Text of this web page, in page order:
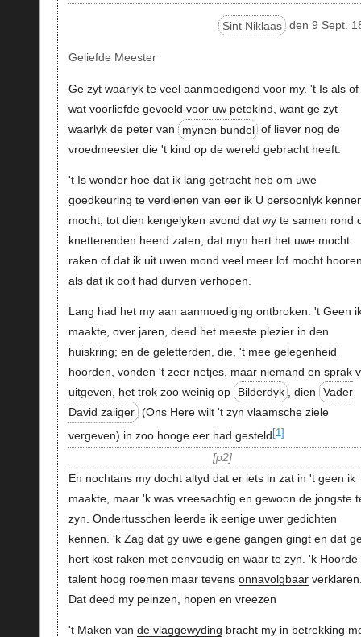
Sint Niklaas den 9 Sept.
Geliefde Meester
Ge zyt waarlyk te veel aanmoedigend voor my. 't Is als of
wat voorliefde gevoeld voor uw petekind, want ge zyt
waarlyk de peter van
mynen bundel of liever nog de
vroedmeester die 't kind op de wereld gebracht heeft.
't Is wonder hoe dat ik lang getracht heb om uwe
goedkeuring te verdienen van eer ik U persoonlyk
mocht, tot dien kengelyken avond dat wy te samen rond
knetterenden heerd zaten, dat myn hert het uwe mocht
raken of dat ik uit uwen mond veel meer lof mocht
als dat ik ooit had durven verhopen.
Lang had het my aan aanmoediging ontbroken. 't Geen
maakte, over jaren, deed het meeste plezier in den
huiskring; en de geletterden, die, 't mee gelegenheid
hoorden, vonden 't zeer netjes, maar niemand en sprak
uitgeven, het trok zoo weinig op
Bilderdyk , dien Vader
David zaliger (Ons Here wilt 't zyn vlaamsche ziele
vergeven) in zoo hooge eer had gesteld [1]
p2
En nochtans my docht altyd dat er iets in zat in 't geen ik
maakte, maar 'k was vreesachtig en gewoon de jongste
zyn. Ondertusschen leerde ik eenige uwer gedichten
kennen. 'k Zag dat gy uwe eigene gangen gingt en dat
hert kost raken met eenvoudig en waar te zyn. 'k Hoorde
talent hoog roemen maar tevens onnavolgbaar
Dat deed my peinzen, hopen en vreezen
't Maken van de vlaggewyding bracht my in betrekking